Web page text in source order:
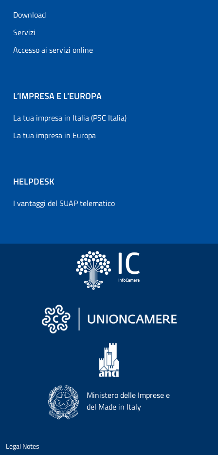
Download
Servizi
Accesso ai servizi online
L’IMPRESA E L'EUROPA
La tua impresa in Italia (PSC Italia)
La tua impresa in Europa
HELPDESK
I vantaggi del SUAP telematico
Ministero delle Imprese e
del Made in Italy
Legal Notes